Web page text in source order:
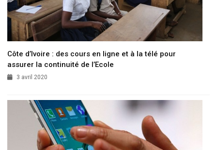
Côte d’Ivoire : des cours en ligne et à la télé pour
assurer la continuité de l’Ecole
3 avril 2020